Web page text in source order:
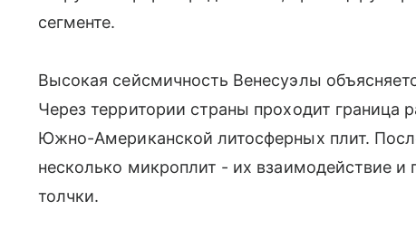
сегменте.
Высокая сейсмичность Венесуэлы
Через территории страны проходит граница
Южно-Американской литосферных плит.
несколько микроплит - их взаимодействие
толчки.